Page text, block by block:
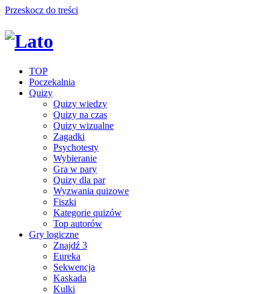
Przeskocz do treści
TOP
Poczekalnia
Quizy
Quizy wiedzy
Quizy na czas
Quizy wizualne
Zagadki
Psychotesty
Wybieranie
Gra w pary
Quizy dla par
Wyzwania quizowe
Fiszki
Kategorie quizów
Top autorów
Gry logiczne
Znajdź 3
Eureka
Sekwencja
Kaskada
Kulki